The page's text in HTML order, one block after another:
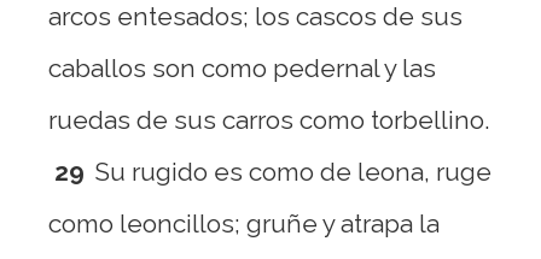
arcos entesados; los cascos de sus
caballos son como pedernal y las
ruedas de sus carros como torbellino.
29 Su rugido es como de leona, ruge
como leoncillos; gruñe y atrapa la